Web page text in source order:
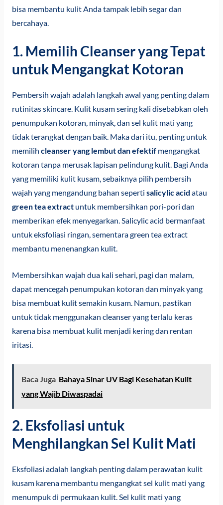
bisa membantu kulit Anda tampak lebih segar dan
bercahaya.
1. Memilih Cleanser yang Tepat
untuk Mengangkat Kotoran
Pembersih wajah adalah langkah awal yang penting dalam
rutinitas skincare. Kulit kusam sering kali disebabkan oleh
penumpukan kotoran, minyak, dan sel kulit mati yang
tidak terangkat dengan baik. Maka dari itu, penting untuk
memilih cleanser yang lembut dan efektifmengangkat
kotoran tanpa merusak lapisan pelindung kulit. Bagi Anda
yang memiliki kulit kusam, sebaiknya pilih pembersih
wajah yang mengandung bahan seperti salicylic acid atau
green tea extractuntuk membersihkan pori-pori dan
memberikan efek menyegarkan. Salicylic acid bermanfaat
untuk eksfoliasi ringan, sementara green tea extract
membantu menenangkan kulit.
Membersihkan wajah dua kali sehari, pagi dan malam,
dapat mencegah penumpukan kotoran dan minyak yang
bisa membuat kulit semakin kusam. Namun, pastikan
untuk tidak menggunakan cleanser yang terlalu keras
karena bisa membuat kulit menjadi kering dan rentan
iritasi.
Baca Juga Bahaya Sinar UV Bagi Kesehatan Kulit
yang Wajib Diwaspadai
2. Eksfoliasi untuk
Menghilangkan Sel Kulit Mati
Eksfoliasi adalah langkah penting dalam perawatan kulit
kusam karena membantu mengangkat sel kulit mati yang
menumpuk di permukaan kulit. Sel kulit mati yang